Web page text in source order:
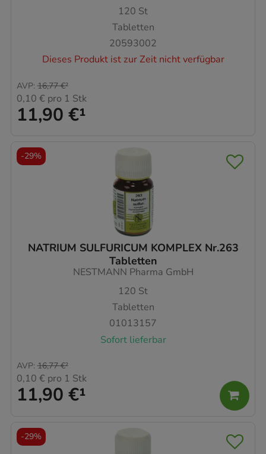
120 St
Tabletten
20593002
Dieses Produkt ist zur Zeit nicht verfügbar
11,90 €¹
AVP: 16,77 €²
0,10 € pro 1 Stk
NATRIUM SULFURICUM KOMPLEX Nr.263
Tabletten
NESTMANN Pharma GmbH
120 St
Tabletten
01013157
Sofort lieferbar
11,90 €¹
AVP: 16,77 €²
0,10 € pro 1 Stk
-29%
-29%